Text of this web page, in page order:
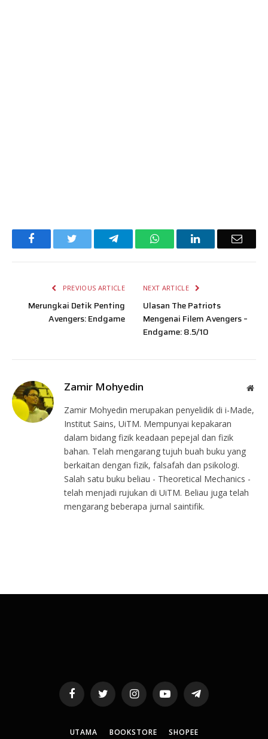
Facebook TelegramWhatsAppLinkedIn Email
PREVIOUS ARTICLE
Merungkai Detik Penting
Avengers: Endgame
NEXT ARTICLE
Ulasan The Patriots
Mengenai Filem Avengers –
Endgame: 8.5/10
Zamir Mohyedin
Zamir Mohyedin merupakan penyelidik di i-Made,
Institut Sains, UiTM. Mempunyai kepakaran
dalam bidang fizik keadaan pepejal dan fizik
bahan. Telah mengarang tujuh buah buku yang
berkaitan dengan fizik, falsafah dan psikologi.
Salah satu buku beliau - Theoretical Mechanics -
telah menjadi rujukan di UiTM. Beliau juga telah
mengarang beberapa jurnal saintifik.
FacebookTwitter InstagramYouTubeTelegram
UTAMA BOOKSTORE SHOPEE